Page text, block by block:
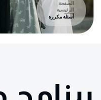
الصفحة
الرئيسية
أسئلة مكررة